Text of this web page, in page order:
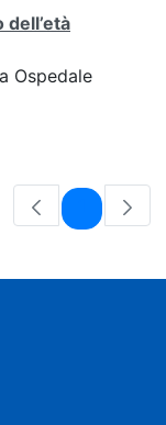
Ospedale
Pagina